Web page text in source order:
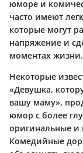
юморе и
часто имеют
которые могут
напряжение и
моментах жизни.
Некоторые
«Девушка,
вашу маму»,
юмор с более
оригинальные и
Комедийные